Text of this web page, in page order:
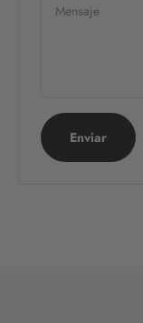
Mensaje
Enviar